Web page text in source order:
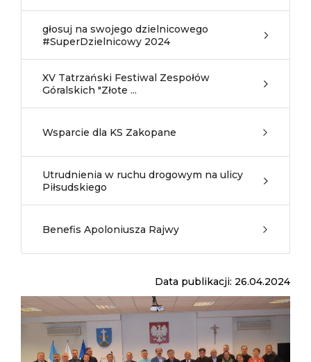
głosuj na swojego dzielnicowego
#SuperDzielnicowy 2024
XV Tatrzański Festiwal Zespołów
Góralskich "Złote ...
Wsparcie dla KS Zakopane
Utrudnienia w ruchu drogowym na ulicy
Piłsudskiego
Benefis Apoloniusza Rajwy
Data publikacji: 26.04.2024